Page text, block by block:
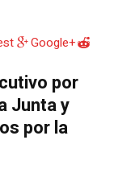
Google+
por
Junta y
por la